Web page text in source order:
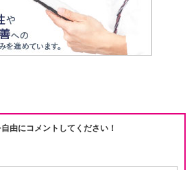
由にコメントしてください！